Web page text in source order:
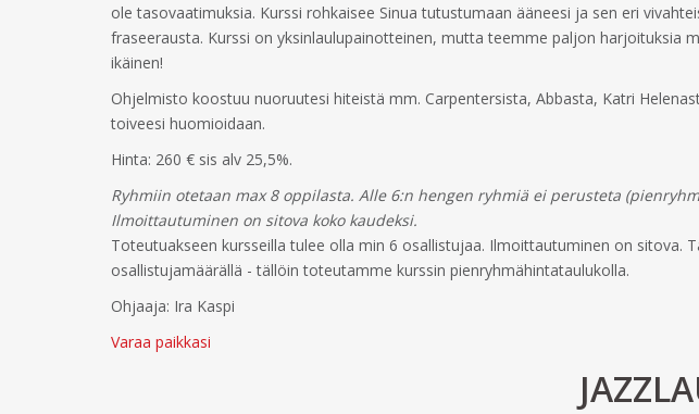
ole tasovaatimuksia. Kurssi rohkaisee Sinua tutustumaan ääneesi ja sen eri
fraseerausta. Kurssi on yksinlaulupainotteinen, mutta teemme paljon harjoituksia
ikäinen!
Ohjelmisto koostuu nuoruutesi hiteistä mm. Carpentersista, Abbasta, Katri
toiveesi huomioidaan.
Hinta: 260 € sis alv 25,5%.
Ryhmiin otetaan max 8 oppilasta. Alle 6:n hengen ryhmiä ei perusteta
Ilmoittautuminen on sitova koko kaudeksi.
Toteutuakseen kursseilla tulee olla min 6 osallistujaa. Ilmoittautuminen on
osallistujamäärällä - tällöin toteutamme kurssin pienryhmähintataulukolla.
Ohjaaja: Ira Kaspi
Varaa paikkasi